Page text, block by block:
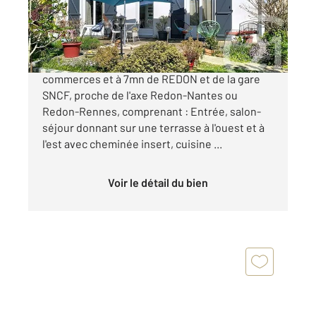
246 515 €
SaintNicolasdeRedon : Maison proche des
commerces et à 7mn de REDON et de la gare
SNCF, proche de l'axe Redon-Nantes ou
Redon-Rennes, comprenant : Entrée, salon-
séjour donnant sur une terrasse à l'ouest et à
l'est avec cheminée insert, cuisine ...
Voir le détail du bien